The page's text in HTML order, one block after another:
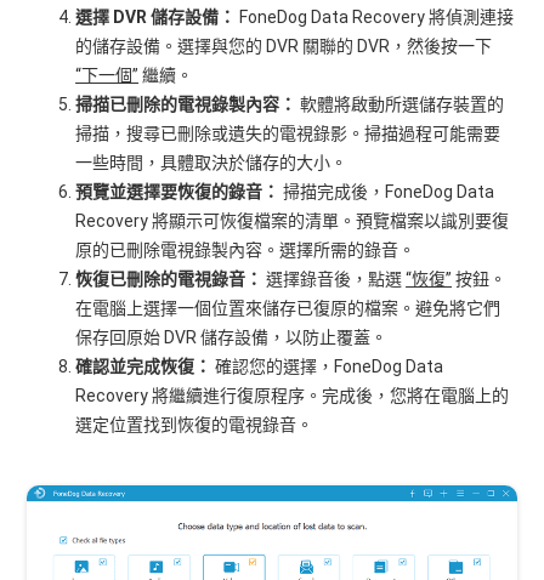
選擇 DVR 儲存設備：
FoneDog Data Recovery 將偵測連接
的儲存設備。選擇與您的 DVR 關聯的 DVR，然後按一下
“下一個” 繼續。
掃描已刪除的電視錄製內容： 軟體將啟動所選儲存裝置的
掃描，搜尋已刪除或遺失的電視錄影。掃描過程可能需要
一些時間，具體取決於儲存的大小。
預覽並選擇要恢復的錄音： 掃描完成後，FoneDog Data
Recovery 將顯示可恢復檔案的清單。預覽檔案以識別要復
原的已刪除電視錄製內容。選擇所需的錄音。
恢復已刪除的電視錄音： 選擇錄音後，點選“恢復” 按鈕。
在電腦上選擇一個位置來儲存已復原的檔案。避免將它們
保存回原始 DVR 儲存設備，以防止覆蓋。
確認並完成恢復： 確認您的選擇，FoneDog Data
Recovery 將繼續進行復原程序。完成後，您將在電腦上的
選定位置找到恢復的電視錄音。